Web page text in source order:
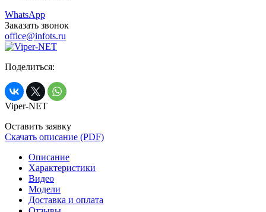
WhatsApp
Заказать звонок
office@infots.ru
Поделиться:
Viper-NET
Оставить заявку
Скачать описание (PDF)
Описание
Характеристики
Видео
Модели
Доставка и оплата